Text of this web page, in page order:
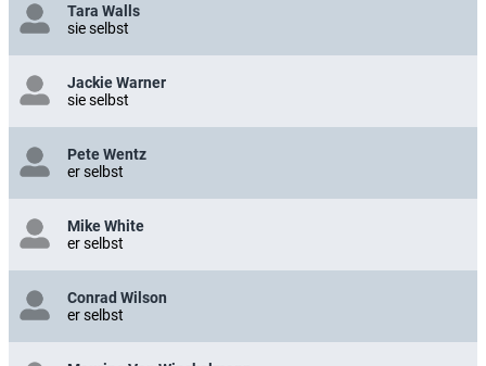
Tara Walls
sie selbst
Jackie Warner
sie selbst
Pete Wentz
er selbst
Mike White
er selbst
Conrad Wilson
er selbst